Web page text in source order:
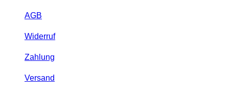
AGB
Widerruf
Zahlung
Versand